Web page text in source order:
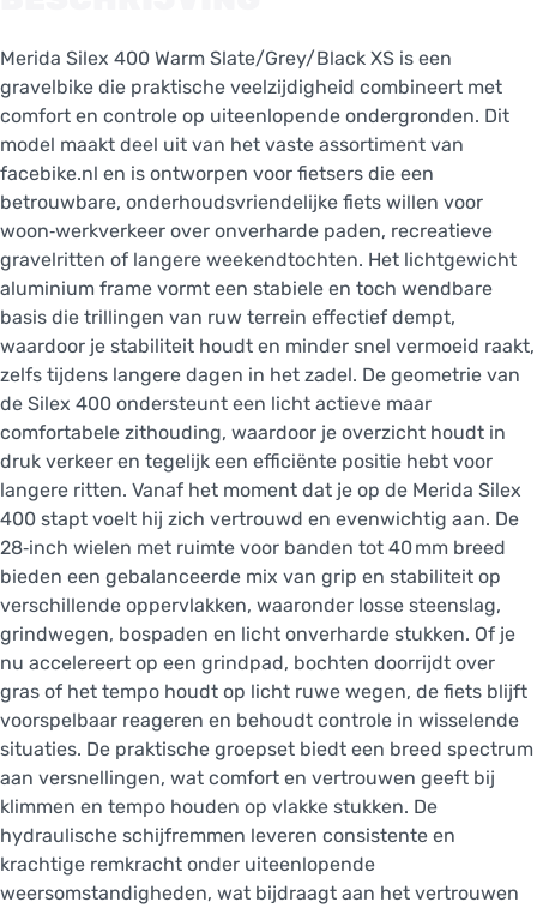
Merida Silex 400 Warm Slate/Grey/Black XS is een
gravelbike die praktische veelzijdigheid combineert met
comfort en controle op uiteenlopende ondergronden. Dit
model maakt deel uit van het vaste assortiment van
facebike.nl en is ontworpen voor fietsers die een
betrouwbare, onderhoudsvriendelijke fiets willen voor
woon‑werkverkeer over onverharde paden, recreatieve
gravelritten of langere weekendtochten. Het lichtgewicht
aluminium frame vormt een stabiele en toch wendbare
basis die trillingen van ruw terrein effectief dempt,
waardoor je stabiliteit houdt en minder snel vermoeid raakt,
zelfs tijdens langere dagen in het zadel. De geometrie van
de Silex 400 ondersteunt een licht actieve maar
comfortabele zithouding, waardoor je overzicht houdt in
druk verkeer en tegelijk een efficiënte positie hebt voor
langere ritten. Vanaf het moment dat je op de Merida Silex
400 stapt voelt hij zich vertrouwd en evenwichtig aan. De
28‑inch wielen met ruimte voor banden tot 40 mm breed
bieden een gebalanceerde mix van grip en stabiliteit op
verschillende oppervlakken, waaronder losse steenslag,
grindwegen, bospaden en licht onverharde stukken. Of je
nu accelereert op een grindpad, bochten doorrijdt over
gras of het tempo houdt op licht ruwe wegen, de fiets blijft
voorspelbaar reageren en behoudt controle in wisselende
situaties. De praktische groepset biedt een breed spectrum
aan versnellingen, wat comfort en vertrouwen geeft bij
klimmen en tempo houden op vlakke stukken. De
hydraulische schijfremmen leveren consistente en
krachtige remkracht onder uiteenlopende
weersomstandigheden, wat bijdraagt aan het vertrouwen